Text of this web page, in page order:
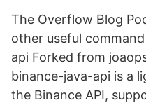
The Overflow Blog
other useful
api Forked from
binance-java-api is a
the Binance API,